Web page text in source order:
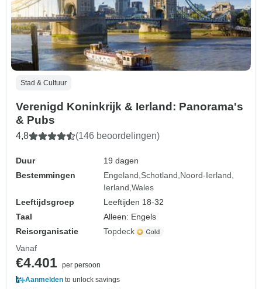
Stad & Cultuur
Verenigd Koninkrijk & Ierland: Panorama's
& Pubs
4,8 (146 beoordelingen)
Duur
19 dagen
Bestemmingen
Engeland Schotland Noord-Ierland
Ierland Wales
Leeftijdsgroep
Leeftijden 18-32
Taal
Alleen: Engels
Reisorganisatie
Topdeck
Vanaf
€4.401 per persoon
Aanmelden to unlock savings